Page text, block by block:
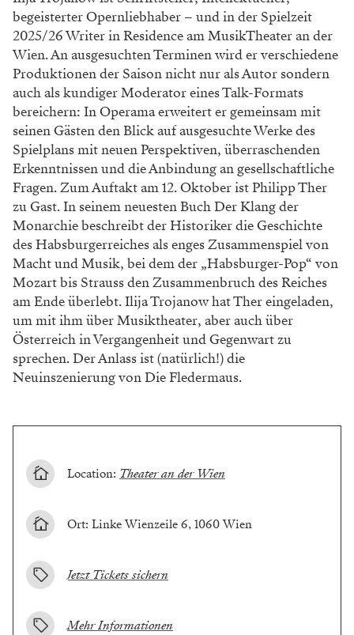
begeisterter Opernliebhaber – und in der Spielzeit
2025/26 Writer in Residence am MusikTheater an der
Wien. An ausgesuchten Terminen wird er verschiedene
Produktionen der Saison nicht nur als Autor sondern
auch als kundiger Moderator eines Talk-Formats
bereichern: In Operama erweitert er gemeinsam mit
seinen Gästen den Blick auf ausgesuchte Werke des
Spielplans mit neuen Perspektiven, überraschenden
Erkenntnissen und die Anbindung an gesellschaftliche
Fragen. Zum Auftakt am 12. Oktober ist Philipp Ther
zu Gast. In seinem neuesten Buch Der Klang der
Monarchie beschreibt der Historiker die Geschichte
des Habsburgerreiches als enges Zusammenspiel von
Macht und Musik, bei dem der „Habsburger-Pop“ von
Mozart bis Strauss den Zusammenbruch des Reiches
am Ende überlebt. Ilija Trojanow hat Ther eingeladen,
um mit ihm über Musiktheater, aber auch über
Österreich in Vergangenheit und Gegenwart zu
sprechen. Der Anlass ist (natürlich!) die
Neuinszenierung von Die Fledermaus.
Location: Theater an der Wien
Ort: Linke Wienzeile 6, 1060 Wien
Jetzt Tickets sichern
Mehr Informationen